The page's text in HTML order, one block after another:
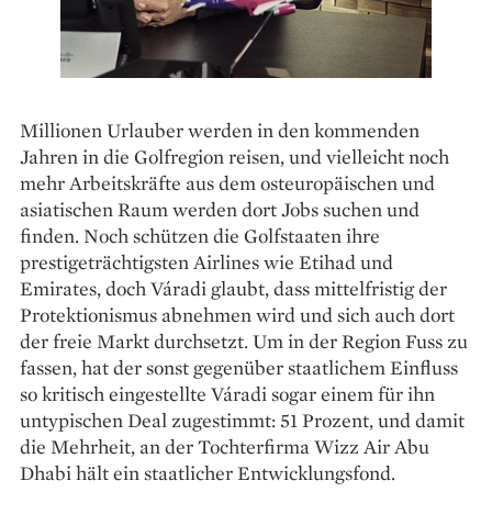
Millionen Urlauber werden in den kommenden
Jahren in die Golfregion reisen, und vielleicht noch
mehr Arbeitskräfte aus dem osteuropäischen und
asiatischen Raum werden dort Jobs suchen und
finden. Noch schützen die Golfstaaten ihre
prestigeträchtigsten Airlines wie Etihad und
Emirates, doch Váradi glaubt, dass mittelfristig der
Protektionismus abnehmen wird und sich auch dort
der freie Markt durchsetzt. Um in der Region Fuss zu
fassen, hat der sonst gegenüber staatlichem Einfluss
so kritisch eingestellte Váradi sogar einem für ihn
untypischen Deal zugestimmt: 51 Prozent, und damit
die Mehrheit, an der Tochterfirma Wizz Air Abu
Dhabi hält ein staatlicher Entwicklungsfond.